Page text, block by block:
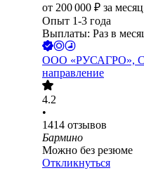
от 200 000 ₽ за
Опыт 1-3 года
Выплаты: Раз в
ООО «РУСАГРО»,
направление
4.2
•
1414 отзывов
Бармино
Можно без резюме
Откликнуться